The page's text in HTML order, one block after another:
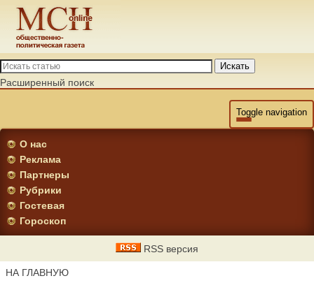
Искать
Расширенный поиск
Toggle navigation
О нас
Реклама
Партнеры
Рубрики
Гостевая
Гороскоп
RSS версия
НА ГЛАВНУЮ